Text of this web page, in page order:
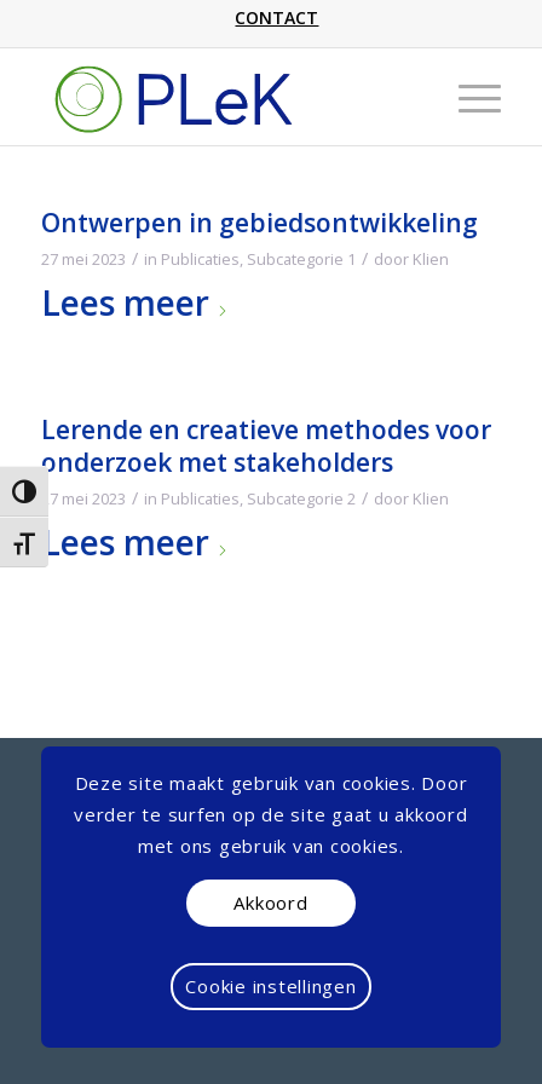
Keuze voor hoog contrast
Kies grootte van het lettertype
CONTACT
Ontwerpen in gebiedsontwikkeling
27 mei 2023 / in Publicaties, Subcategorie 1 / door Klien
Lees meer
Lerende en creatieve methodes voor
onderzoek met stakeholders
27 mei 2023 / in Publicaties, Subcategorie 2 / door Klien
Lees meer
© Copyright - PLeK
Contact
Privacyverklaring
Cookie verklaring
Cookie instellingen
Gebruikersvoorwaarden
Deze site maakt gebruik van cookies. Door
verder te surfen op de site gaat u akkoord
met ons gebruik van cookies.
Akkoord
Cookie instellingen